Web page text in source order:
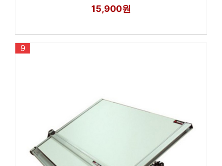
15,900원
9